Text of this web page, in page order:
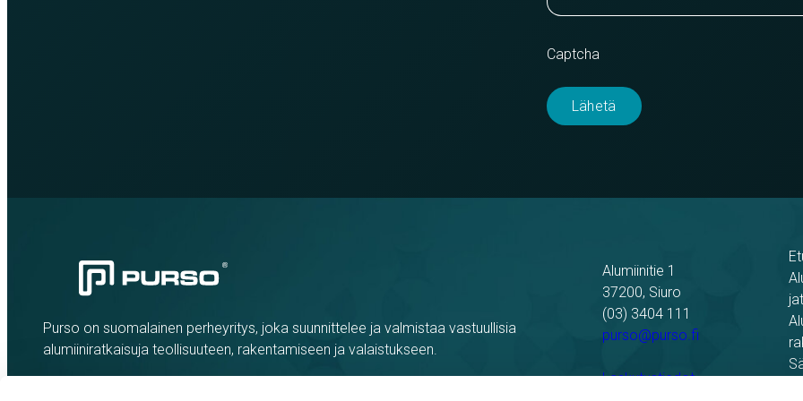
Captcha
Purso on suomalainen perheyritys, joka suunnittelee ja valmistaa vastuullisia
alumiiniratkaisuja teollisuuteen, rakentamiseen ja valaistukseen.
Alumiinitie 1
37200, Siuro
(03) 3404 111
purso@purso.fi
Laskutustiedot